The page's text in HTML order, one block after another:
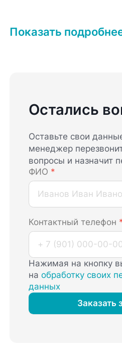
Показать
Остались
Оставьте свои
менеджер
вопросы и назначит
ФИО *
Контактный телефон
Нажимая на кнопку
наобработку своих
данных
Заказать